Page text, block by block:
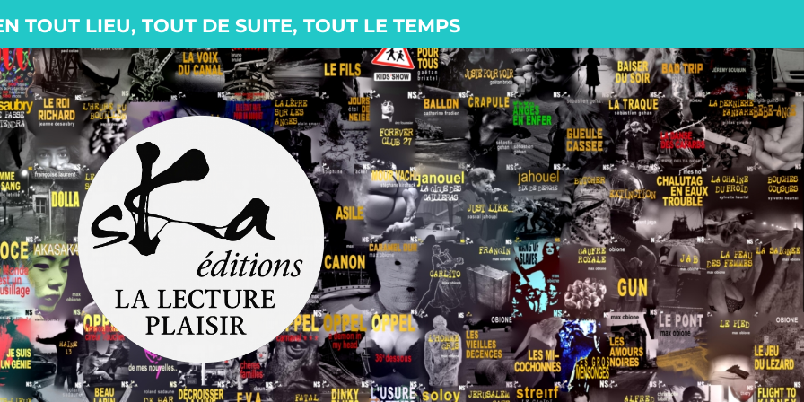
TOUT LIEU, TOUT DE SUITE, TOUT LE TEMPS